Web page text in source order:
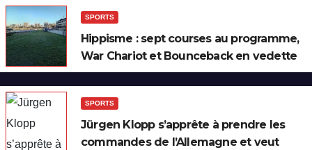
SPORTS
Hippisme : sept courses au programme,
War Chariot et Bounceback en vedette
SPORTS
Jürgen Klopp s’apprête à prendre les
commandes de l’Allemagne et veut